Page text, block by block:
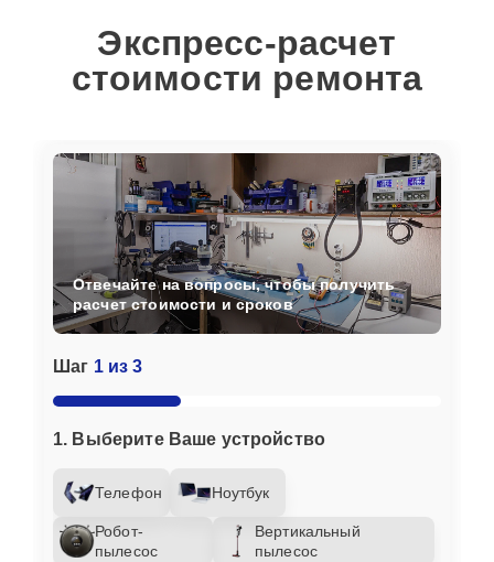
Экспресс-расчет
стоимости ремонта
Шаг 1 из 3
1. Выберите Ваше устройство
Телефон Ноутбук
Робот-
пылесос
Вертикальный
пылесос
Отвечайте на вопросы, чтобы получить
расчет стоимости и сроков